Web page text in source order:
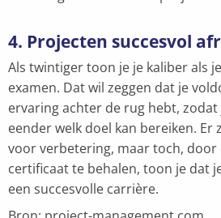
4. Projecten succesvol
Als twintiger toon je je kaliber als
examen. Dat wil zeggen dat je
ervaring achter de rug hebt,
eender welk doel kan bereiken.
voor verbetering, maar toch,
certificaat te behalen, toon je dat
een succesvolle carrière.